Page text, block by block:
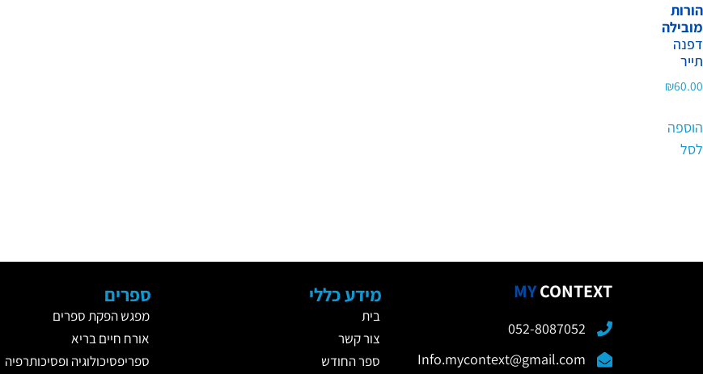
הורות
מובילה
דפנה
תייר
₪60.00
הוספה
לסל
CONTEXT
MY
052-8087052
Info.mycontext@gmail.com
מידע כללי
בית
צור קשר
ספר החודש
ספרים
מפגש הפקת ספרים
אורח חיים בריא
ספריפסיכולוגיה ופסיכותרפיה